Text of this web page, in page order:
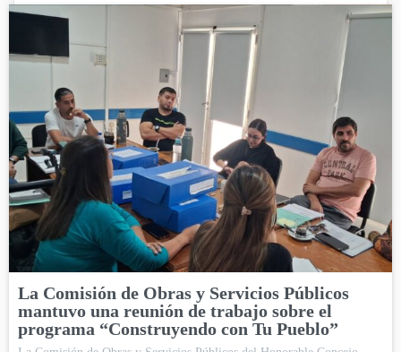
La Comisión de Obras y Servicios Públicos
mantuvo una reunión de trabajo sobre el
programa “Construyendo con Tu Pueblo”